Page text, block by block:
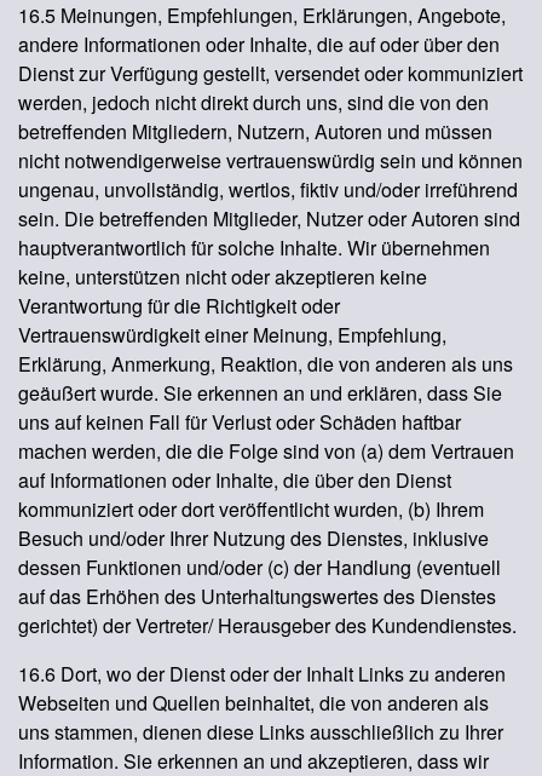
16.5 Meinungen, Empfehlungen, Erklärungen, Angebote,
andere Informationen oder Inhalte, die auf oder über den
Dienst zur Verfügung gestellt, versendet oder kommuniziert
werden, jedoch nicht direkt durch uns, sind die von den
betreffenden Mitgliedern, Nutzern, Autoren und müssen
nicht notwendigerweise vertrauenswürdig sein und können
ungenau, unvollständig, wertlos, fiktiv und/oder irreführend
sein. Die betreffenden Mitglieder, Nutzer oder Autoren sind
hauptverantwortlich für solche Inhalte. Wir übernehmen
keine, unterstützen nicht oder akzeptieren keine
Verantwortung für die Richtigkeit oder
Vertrauenswürdigkeit einer Meinung, Empfehlung,
Erklärung, Anmerkung, Reaktion, die von anderen als uns
geäußert wurde. Sie erkennen an und erklären, dass Sie
uns auf keinen Fall für Verlust oder Schäden haftbar
machen werden, die die Folge sind von (a) dem Vertrauen
auf Informationen oder Inhalte, die über den Dienst
kommuniziert oder dort veröffentlicht wurden, (b) Ihrem
Besuch und/oder Ihrer Nutzung des Dienstes, inklusive
dessen Funktionen und/oder (c) der Handlung (eventuell
auf das Erhöhen des Unterhaltungswertes des Dienstes
gerichtet) der Vertreter/ Herausgeber des Kundendienstes.
16.6 Dort, wo der Dienst oder der Inhalt Links zu anderen
Webseiten und Quellen beinhaltet, die von anderen als
uns stammen, dienen diese Links ausschließlich zu Ihrer
Information. Sie erkennen an und akzeptieren, dass wir